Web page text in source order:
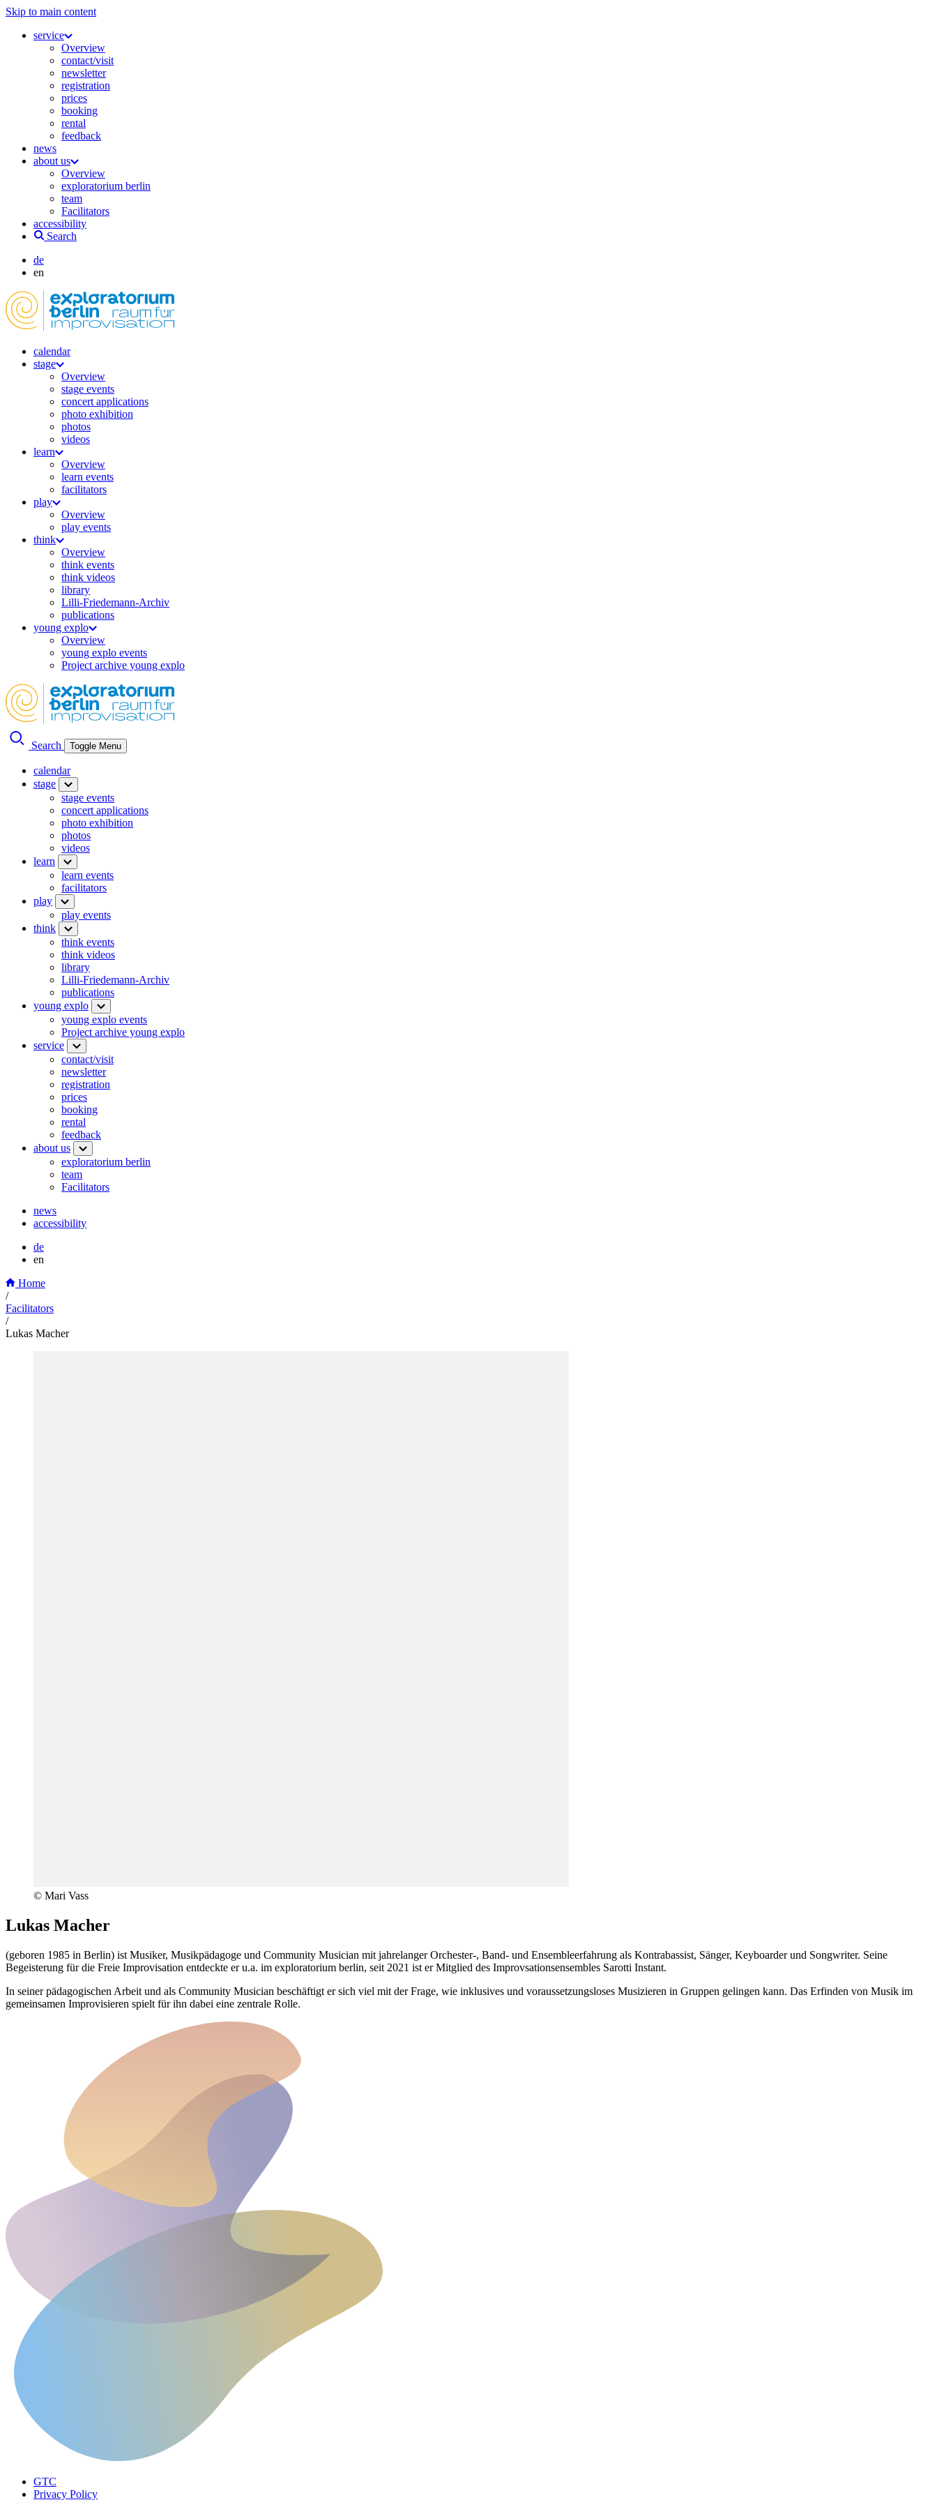
Skip to main content
service
Overview
contact/visit
newsletter
registration
prices
booking
rental
feedback
news
about us
Overview
exploratorium berlin
team
Facilitators
accessibility
Search
de
en
calendar
stage
Overview
stage events
concert applications
photo exhibition
photos
videos
learn
Overview
learn events
facilitators
play
Overview
play events
think
Overview
think events
think videos
library
Lilli-Friedemann-Archiv
publications
young explo
Overview
young explo events
Project archive young explo
Search Toggle Menu
calendar
stage
stage events
concert applications
photo exhibition
photos
videos
learn
learn events
facilitators
play
play events
think
think events
think videos
library
Lilli-Friedemann-Archiv
publications
young explo
young explo events
Project archive young explo
service
contact/visit
newsletter
registration
prices
booking
rental
feedback
about us
exploratorium berlin
team
Facilitators
news
accessibility
de
en
Home
/
Facilitators
/
Lukas Macher
© Mari Vass
Lukas Macher
(geboren 1985 in Berlin) ist Musiker, Musikpädagoge und Community Musician mit jahrelanger Orchester-, Band- und Ensembleerfahrung als Kontrabassist, Sänger, Keyboarder und Songwriter. Seine
Begeisterung für die Freie Improvisation entdeckte er u.a. im exploratorium berlin, seit 2021 ist er Mitglied des Improvsationsensembles Sarotti Instant.
In seiner pädagogischen Arbeit und als Community Musician beschäftigt er sich viel mit der Frage, wie inklusives und voraussetzungsloses Musizieren in Gruppen gelingen kann. Das Erfinden von Musik im
gemeinsamen Improvisieren spielt für ihn dabei eine zentrale Rolle.
GTC
Privacy Policy